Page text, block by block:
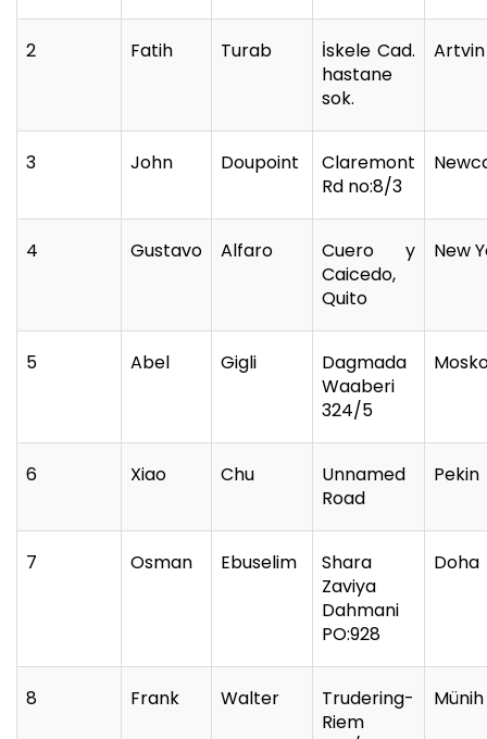
2 Fatih Turab
İskele Cad.
hastane
sok.
Artvin
3 John Doupoint
Claremont
Rd no:8/3
4 Gustavo Alfaro
Cuero y
Caicedo,
Quito
New
5 Abel Gigli
Dagmada
Waaberi
324/5
6 Xiao Chu
Unnamed
Road
Pekin
7 Osman Ebuselim
Shara
Zaviya
Dahmani
PO:928
Doha
8 Frank Walter
Trudering-
Riem
Münih